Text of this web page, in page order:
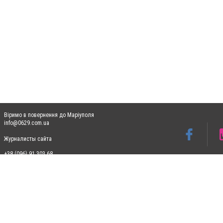
Віримо в повернення до Маріуполя
info@0629.com.ua
Журналисты сайта
+38 (096) 91 303 68